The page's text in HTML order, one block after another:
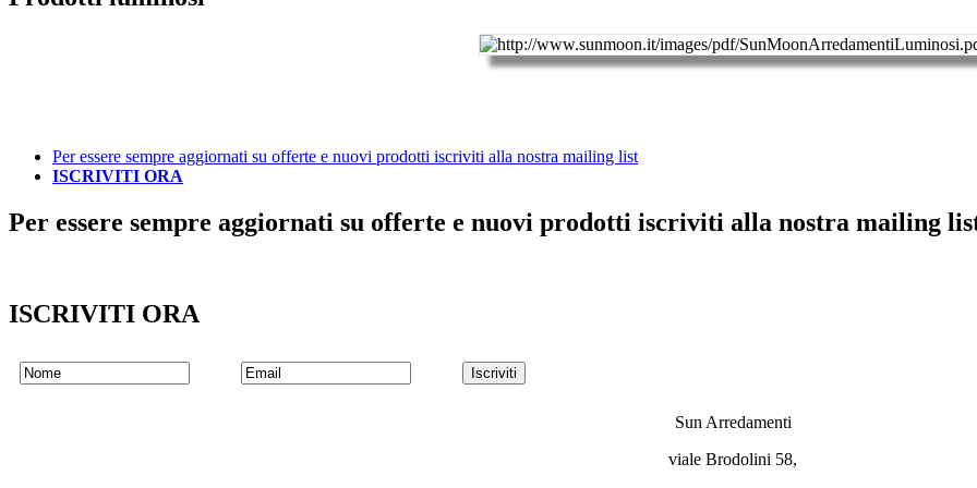
Per essere sempre aggiornati su offerte e nuovi prodotti iscriviti alla nostra mailing list
ISCRIVITI ORA
Per essere sempre aggiornati su offerte e nuovi prodotti iscriviti alla nostra mailing
ISCRIVITI ORA
Sun Arredamenti
viale Brodolini 58,